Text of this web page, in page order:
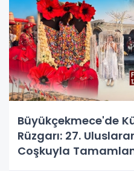
Büyükçekmece'de
Rüzgarı: 27.
Coşkuyla